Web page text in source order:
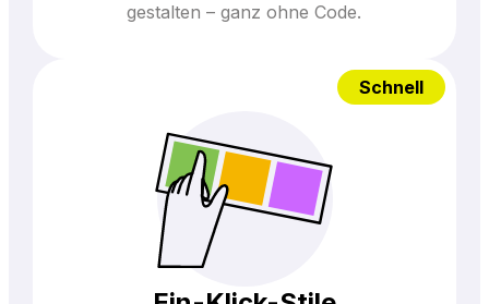
gestalten – ganz ohne Code.
Schnell